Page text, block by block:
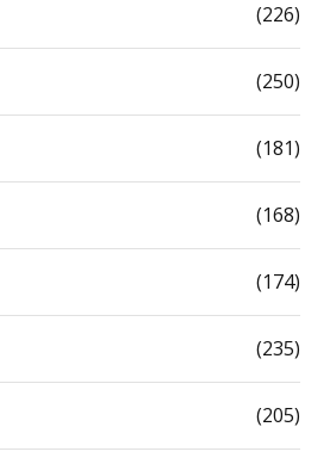
(226)
(250)
(181)
(168)
(174)
(235)
(205)